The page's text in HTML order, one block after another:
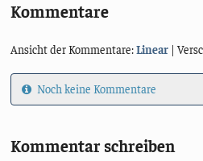
Kommentare
Ansicht der Kommentare:Linear |
Noch keine Kommentare
Kommentar schreiben